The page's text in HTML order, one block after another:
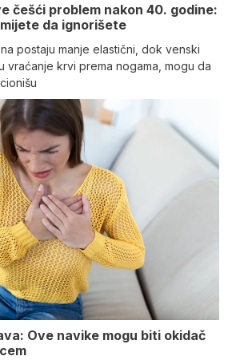
češći problem nakon 40. godine:
da ignorišete
postaju manje elastični, dok venski
vraćanje krvi prema nogama, mogu da
Ove navike mogu biti okidač